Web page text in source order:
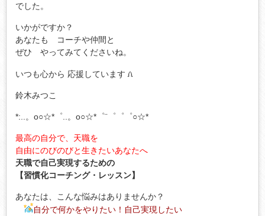
でした。
いかがですか？
あなたも コーチや仲間と
ぜひ やってみてくださいね。
いつも心から 応援しています
鈴木みつこ
*:..。o○☆*゜..。o○☆*゜¨゜゜゜○☆*
最高の自分で、天職を
自由にのびのびと生きたいあなたへ
天職で自己実現するための
【習慣化コーチング・レッスン】
あなたは、こんな悩みはありませんか？
自分で何かをやりたい！自己実現したい